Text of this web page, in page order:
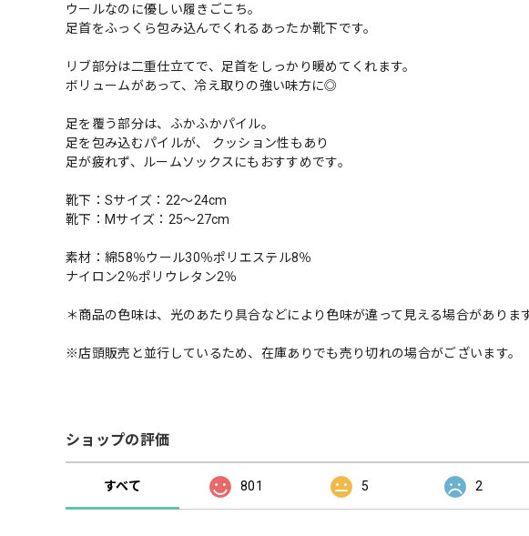
ウールなのに優しい履きごこち。
足首をふっくら包み込んでくれるあったか靴下です。
リブ部分は二重仕立てで、足首をしっかり暖めてくれます。
ボリュームがあって、冷え取りの強い味方に◎
足を覆う部分は、ふかふかパイル。
足を包み込むパイルが、 クッション性もあり
足が疲れず、ルームソックスにもおすすめです。
靴下：Sサイズ：22～24cm
靴下：Mサイズ：25～27cm
素材：綿58％ウール30％ポリエステル8％
ナイロン2％ポリウレタン2％
＊商品の色味は、光のあたり具合などにより色味が違って見える場合があります
※店頭販売と並行しているため、在庫ありでも売り切れの場合がございます。
ショップの評価
すべて 801 5 2